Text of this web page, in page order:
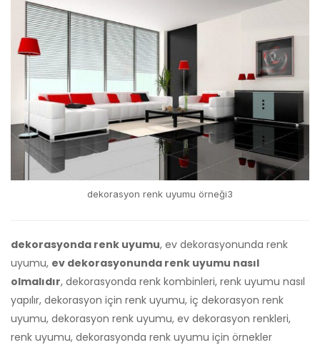
dekorasyon renk uyumu örneği3
dekorasyonda renk uyumu, ev dekorasyonunda renk
uyumu, ev dekorasyonunda renk uyumu nasıl
olmalıdır, dekorasyonda renk kombinleri, renk uyumu nasıl
yapılır, dekorasyon için renk uyumu, iç dekorasyon renk
uyumu, dekorasyon renk uyumu, ev dekorasyon renkleri,
renk uyumu, dekorasyonda renk uyumu için örnekler